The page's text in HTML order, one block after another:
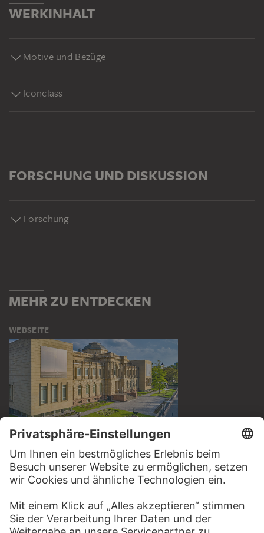
WERKINHALT
Motive und Bezüge
Iconclass
FORSCHUNG UND DISKUSSION
Forschung
MEHR ZU ENTDECKEN
WEBSEITE
BESUCHEN SIE DAS
STÄDEL MUSEUM